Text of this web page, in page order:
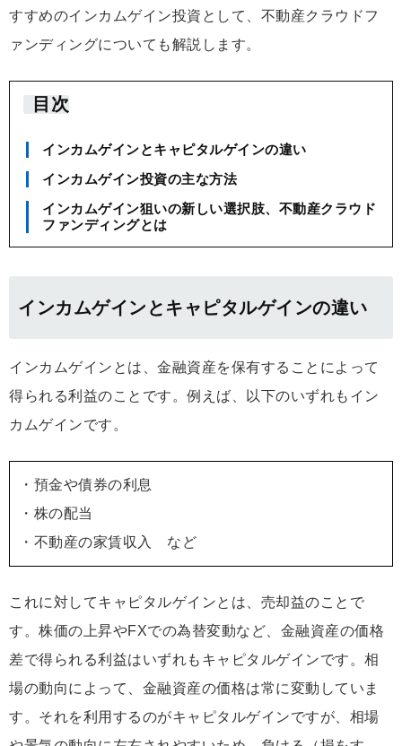
すすめのインカムゲイン投資として、不動産クラウドフ
ァンディングについても解説します。
目次
インカムゲインとキャピタルゲインの違い
インカムゲイン投資の主な方法
インカムゲイン狙いの新しい選択肢、不動産クラウド
ファンディングとは
インカムゲインとキャピタルゲインの違い
インカムゲインとは、金融資産を保有することによって
得られる利益のことです。例えば、以下のいずれもイン
カムゲインです。
・預金や債券の利息
・株の配当
・不動産の家賃収入 など
これに対してキャピタルゲインとは、売却益のことで
す。株価の上昇やFXでの為替変動など、金融資産の価格
差で得られる利益はいずれもキャピタルゲインです。相
場の動向によって、金融資産の価格は常に変動していま
す。それを利用するのがキャピタルゲインですが、相場